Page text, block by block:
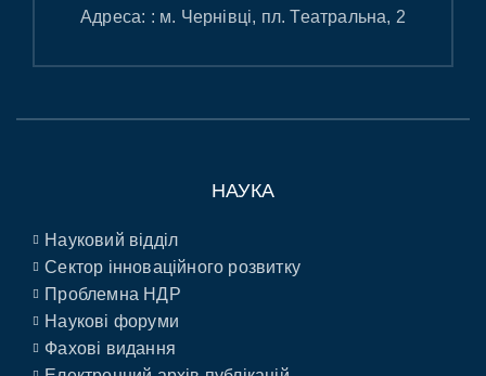
Адреса: : м. Чернівці, пл. Театральна, 2
НАУКА
Науковий відділ
Сектор інноваційного розвитку
Проблемна НДР
Наукові форуми
Фахові видання